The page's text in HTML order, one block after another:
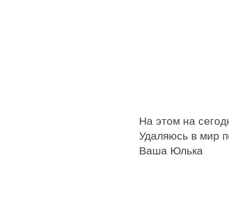
На этом на
Удаляюсь в мир
Ваша Юлька